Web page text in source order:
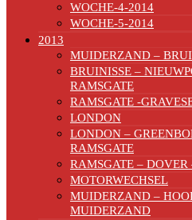
WOCHE-4-2014
WOCHE-5-2014
2013
MUIDERZAND –
BRUINISSE –
RAMSGATE
RAMSGATE -
LONDON
LONDON –
RAMSGATE
RAMSGATE –
MOTORWECHSEL
MUIDERZAND –
MUIDERZAND